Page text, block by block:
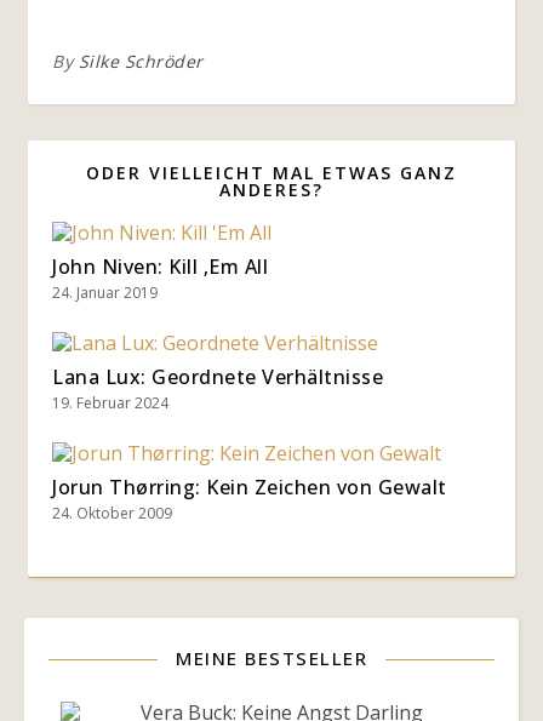
By Silke Schröder
ODER VIELLEICHT MAL ETWAS GANZ
ANDERES?
John Niven: Kill ‚Em All
24. Januar 2019
Lana Lux: Geordnete Verhältnisse
19. Februar 2024
Jorun Thørring: Kein Zeichen von Gewalt
24. Oktober 2009
MEINE BESTSELLER